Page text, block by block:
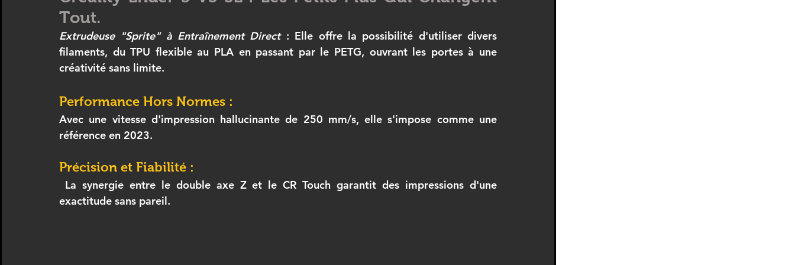
Tout.
Extrudeuse "Sprite" à Entraînement Direct : Elle offre la possibilité d'utiliser divers
filaments, du TPU flexible au PLA en passant par le PETG, ouvrant les portes à une
créativité sans limite.
Performance Hors Normes :
Avec une vitesse d'impression hallucinante de 250 mm/s, elle s'impose comme une
référence en 2023.
Précision et Fiabilité :
exactitude sans pareil.